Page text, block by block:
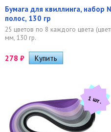
Бумага для квиллинга,
полос, 130 гр
25 цветов по 8 каждого цвета
мм, 130 гр.
278 ₽
1 шт.